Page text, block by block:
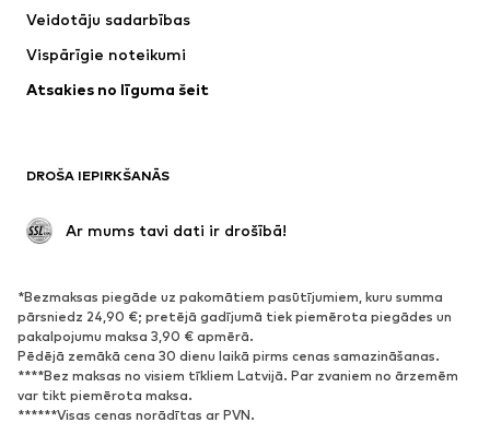
Apakšveļa
Mēteļi
Svinības
Ekskluzīvi
APAVI
Jaunumi
Šobrīd populāri
Brīvā laika apavi
Puszābaki
Augstpapēžu apavi
Zābaki
Veidotāju sadarbības
Vispārīgie noteikumi
Atsakies no līguma šeit
DROŠA IEPIRKŠANĀS
Ar mums tavi dati ir drošībā!
*Bezmaksas piegāde uz pakomātiem pasūtījumiem, kuru summa
pārsniedz 24,90 €; pretējā gadījumā tiek piemērota piegādes un
pakalpojumu maksa 3,90 € apmērā.
Pēdējā zemākā cena 30 dienu laikā pirms cenas samazināšanas.
****Bez maksas no visiem tīkliem Latvijā. Par zvaniem no ārzemēm
var tikt piemērota maksa.
******Visas cenas norādītas ar PVN.